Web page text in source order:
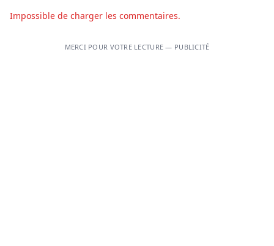
Impossible de charger les commentaires.
MERCI POUR VOTRE LECTURE — PUBLICITÉ